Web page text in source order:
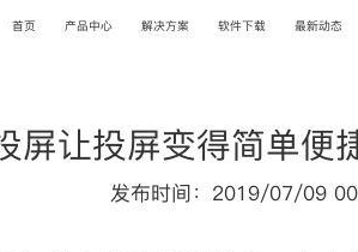
首页 产品中心 解决方案 软件下载 最新动态
屏让投屏变得简单便
发布时间：2019/07/09